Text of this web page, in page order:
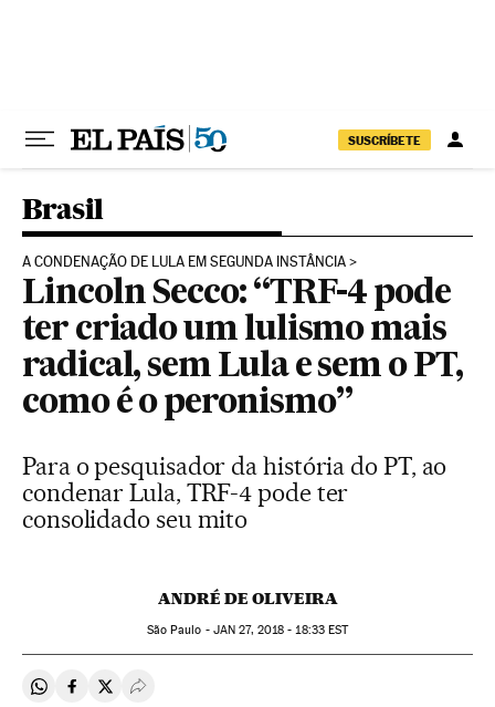
SUSCRÍBETE
Brasil
A CONDENAÇÃO DE LULA EM SEGUNDA INSTÂNCIA
Lincoln Secco: “TRF-4 pode
ter criado um lulismo mais
radical, sem Lula e sem o PT,
como é o peronismo”
Para o pesquisador da história do PT, ao
condenar Lula, TRF-4 pode ter
consolidado seu mito
ANDRÉ DE OLIVEIRA
São Paulo - JAN 27, 2018 - 18:33EST
Compartir en Whatsapp
Compartir en Facebook
Compartir en Twitter
Desplegar Redes Sociales